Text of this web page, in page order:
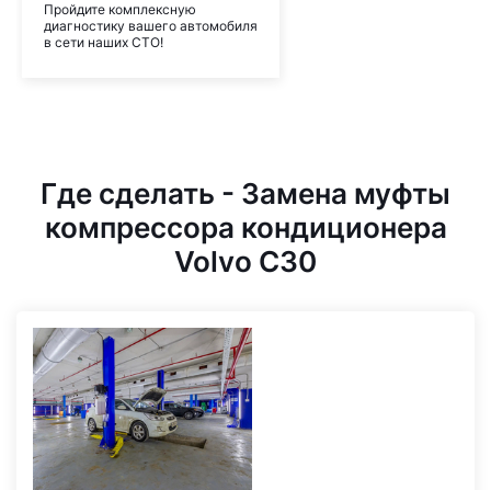
Пройдите комплексную
диагностику вашего автомобиля
в сети наших СТО!
Где сделать - Замена муфты
компрессора кондиционера
Volvo C30